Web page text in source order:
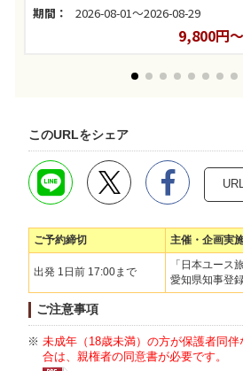
詰め放題,巨峰・ぶどう狩り
期間： 2026-08-01～2026-08-29
9,800円～
このURLをシェア
ご予約締切 主催・企画実
出発 1日前 17:00まで
「日本ユース
愛知県知事登
ご注意事項
未成年（18歳未満）の方が保護者同
合は、親権者の同意書が必要です。